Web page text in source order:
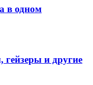
в одном
и другие